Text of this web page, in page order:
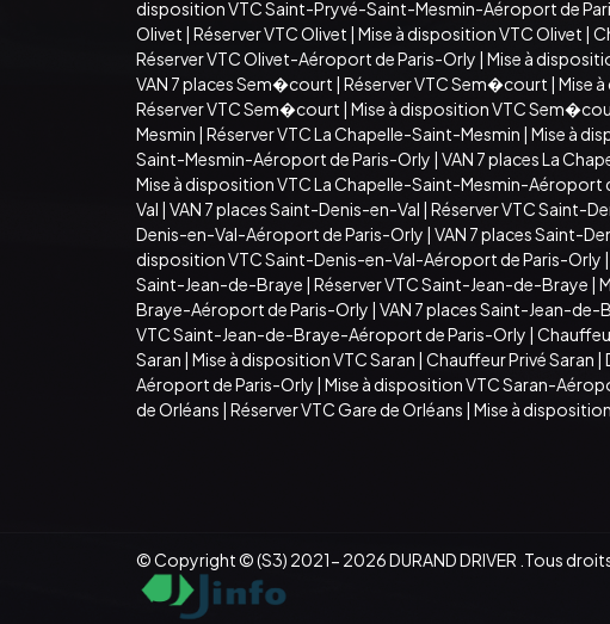
disposition VTC Saint-Pryvé-Saint-Mesmin-Aéroport de
Olivet | Réserver VTC Olivet | Mise à disposition VTC Olivet |
Réserver VTC Olivet-Aéroport de Paris-Orly | Mise à
VAN 7 places Sem�court | Réserver VTC Sem�court | Mise
Réserver VTC Sem�court | Mise à disposition VTC
Mesmin | Réserver VTC La Chapelle-Saint-Mesmin | Mise à
Saint-Mesmin-Aéroport de Paris-Orly | VAN 7 places La
Mise à disposition VTC La Chapelle-Saint-Mesmin-Aéroport
Val | VAN 7 places Saint-Denis-en-Val | Réserver VTC Saint-
Denis-en-Val-Aéroport de Paris-Orly | VAN 7 places Saint-
disposition VTC Saint-Denis-en-Val-Aéroport de Paris-Orly |
Saint-Jean-de-Braye | Réserver VTC Saint-Jean-de-Braye |
Braye-Aéroport de Paris-Orly | VAN 7 places Saint-Jean-
VTC Saint-Jean-de-Braye-Aéroport de Paris-Orly |
Saran | Mise à disposition VTC Saran | Chauffeur Privé Saran |
Aéroport de Paris-Orly | Mise à disposition VTC Saran-
de Orléans | Réserver VTC Gare de Orléans | Mise à
© Copyright © (S3) 2021- 2026 DURAND DRIVER .Tous